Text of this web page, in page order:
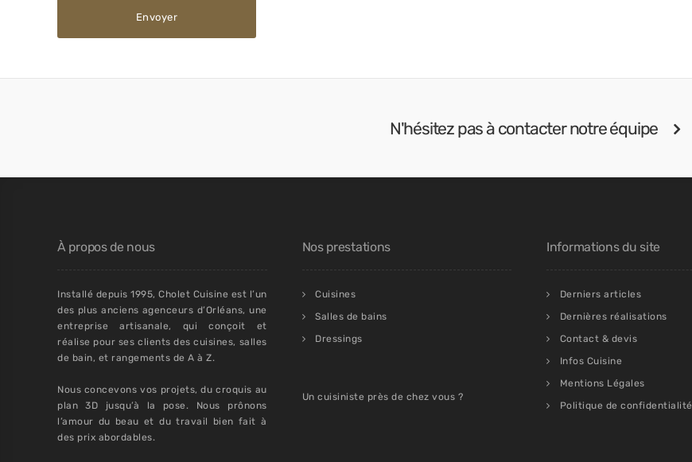
N'hésitez pas à contacter notre équipe
À propos de nous
Installé depuis 1995, Cholet Cuisine est l’un
des plus anciens agenceurs d’Orléans, une
entreprise artisanale, qui conçoit et
réalise pour ses clients des cuisines, salles
de bain, et rangements de A à Z.
Nous concevons vos projets, du croquis au
plan 3D jusqu’à la pose. Nous prônons
l’amour du beau et du travail bien fait à
des prix abordables.
Nos prestations
Cuisines
Salles de bains
Dressings
Un cuisiniste près de chez vous ?
Informations du site
Derniers articles
Dernières réalisations
Contact & devis
Infos Cuisine
Mentions Légales
Politique de confidentialité